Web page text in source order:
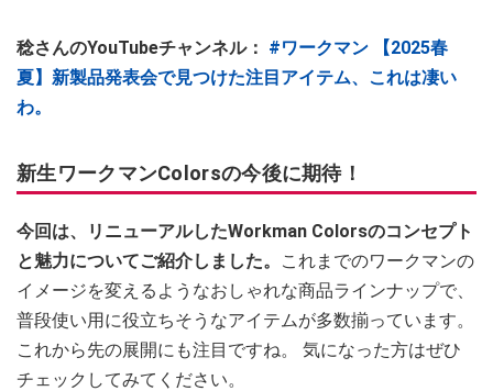
稔さんのYouTubeチャンネル： #ワークマン 【2025春
夏】新製品発表会で見つけた注目アイテム、これは凄い
わ。
新生ワークマンColorsの今後に期待！
今回は、リニューアルしたWorkman Colorsのコンセプト
と魅力についてご紹介しました。
これまでのワークマンの
イメージを変えるようなおしゃれな商品ラインナップで、
普段使い用に役立ちそうなアイテムが多数揃っています。
これから先の展開にも注目ですね。 気になった方はぜひ
チェックしてみてください。